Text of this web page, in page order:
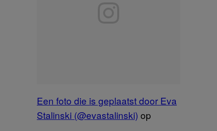
Een foto die is geplaatst door Eva
Stalinski (@evastalinski) op